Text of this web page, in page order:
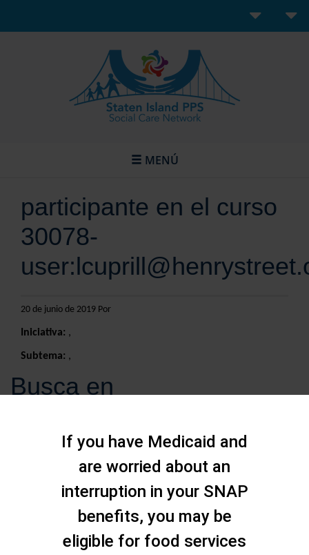
MENÚ
participante en el curso
30078-
20 de junio de 2019 Por
Iniciativa: ,
Subtema: ,
Busca en
If you have Medicaid and
are worried about an
interruption in your SNAP
benefits, you may be
eligible for food services